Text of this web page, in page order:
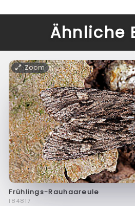
Ähnliche
Zoom
Frühlings-Rauhaareule
f84817